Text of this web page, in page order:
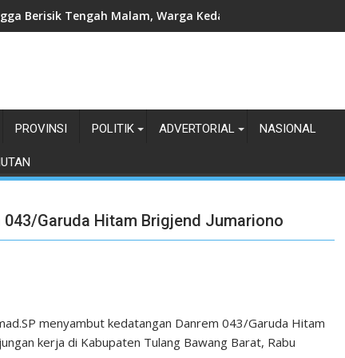
Berisik Tengah Malam, Warga Kedamaian Klaim Diteror
PROVINSI POLITIK ADVERTORIAL NASIONAL
Garuda Hitam Brigjend Jumariono
menyambut kedatangan Danrem 043/Garuda Hitam
kerja di Kabupaten Tulang Bawang Barat, Rabu